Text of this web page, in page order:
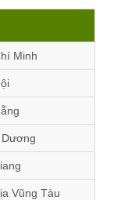
Minh
Vũng Tàu